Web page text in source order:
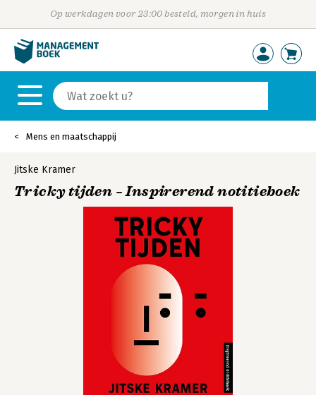
Op werkdagen voor 23:00 besteld, morgen in huis
Mens en maatschappij
Jitske Kramer
Tricky tijden – Inspirerend notitieboek